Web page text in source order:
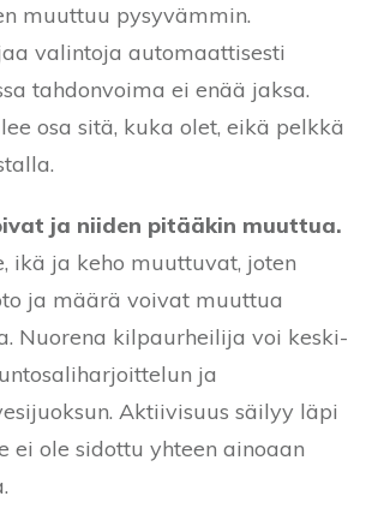
muuttuu pysyvämmin.
valintoja automaattisesti
tahdonvoima ei enää jaksa.
osa sitä, kuka olet, eikä pelkkä
ja niiden pitääkin muuttua.
ikä ja keho muuttuvat, joten
ja määrä voivat muuttua
Nuorena kilpaurheilija voi keski-
ja
Aktiivisuus säilyy läpi
ei ole sidottu yhteen ainoaan